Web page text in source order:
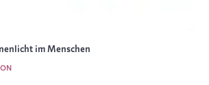
im Menschen